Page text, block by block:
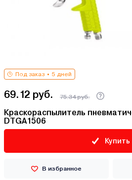
Под заказ 5 дней
69.12 руб. 75.34 руб.
Краскораспылитель
DTGA1506
Купить
В избранное